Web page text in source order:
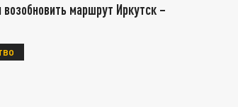
маршрут Иркутск –